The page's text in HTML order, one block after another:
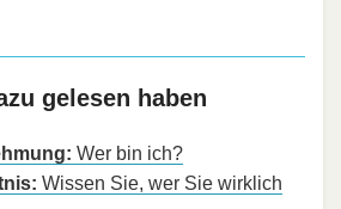
gelesen haben
Wer bin ich?
Wissen Sie, wer Sie wirklich